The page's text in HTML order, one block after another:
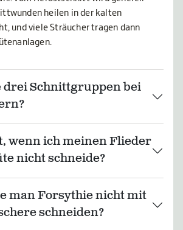
heilen in der kalten
und viele Sträucher tragen dann
drei Schnittgruppen bei
wenn ich meinen Flieder
nicht schneide?
man Forsythie nicht mit
schneiden?